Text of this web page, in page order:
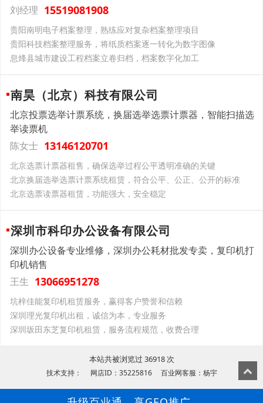
刘经理 15519081908
贵阳南明电子档案整理，熟练应对复杂档案整理项目
贵阳科技档案整理服务，将纸质档案逐一转化为数字图像
息烽县城市建设工程档案立卷归档，档案数字化加工
南昊（北京）科技有限公司
北京投票选举计票系统，换届选举选票计票器，智能扫描选
举读票机
陈女士 13146120701
北京选票计票器租售，确保选举过程公平透明准确的关键
北京换届选举选票计票系统租赁，符合公平、公正、公开的标准
北京选票读票器租赁，功能强大，安全稳定
深圳市科印办公设备有限公司
深圳办公设备专业维修，深圳办公耗材批发专卖，复印机打
印机销售
王生 13066951278
坑梓佳能复印机租赁服务，赢得客户赞誉和信赖
深圳理光复印机出租，诚信为本，专业服务
深圳坂田东芝复印机租赁，服务流程规范，收费合理
本站共被浏览过 36918 次
技术支持： 网店ID：35225816 百业网客服：杨宇